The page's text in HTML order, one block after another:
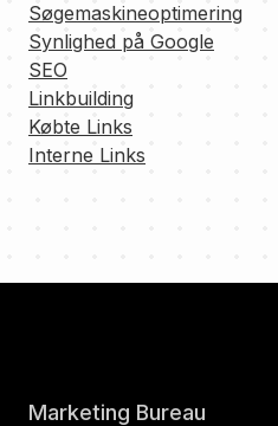
Søgemaskineoptimering
Synlighed på Google
SEO
Linkbuilding
Købte Links
Interne Links
Marketing Bureau